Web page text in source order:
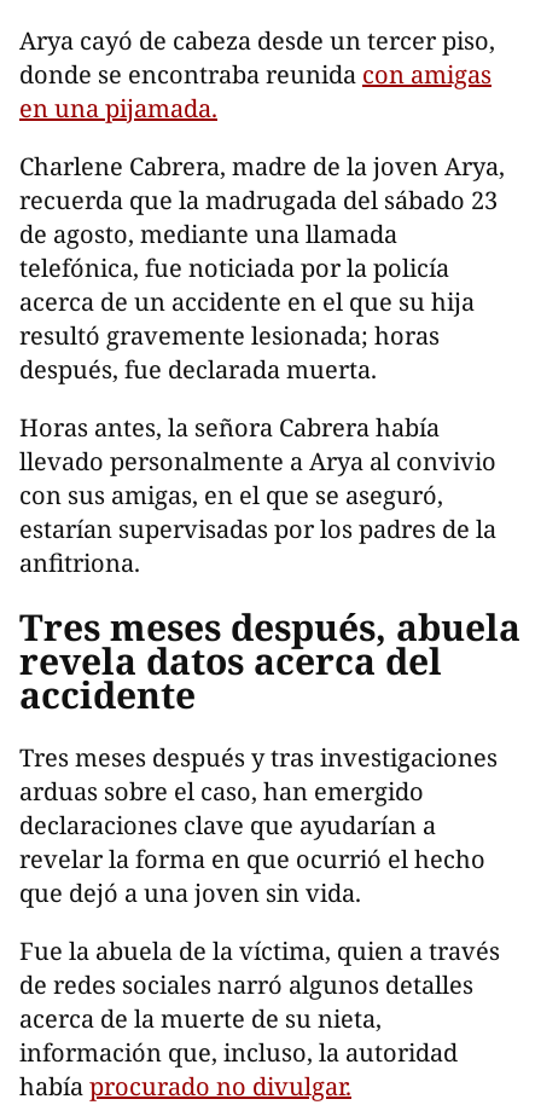
Arya cayó de cabeza desde un tercer piso,
donde se encontraba reunida con amigas
en una pijamada.
Charlene Cabrera, madre de la joven Arya,
recuerda que la madrugada del sábado 23
de agosto, mediante una llamada
telefónica, fue noticiada por la policía
acerca de un accidente en el que su hija
resultó gravemente lesionada; horas
después, fue declarada muerta.
Horas antes, la señora Cabrera había
llevado personalmente a Arya al convivio
con sus amigas, en el que se aseguró,
estarían supervisadas por los padres de la
anfitriona.
Tres meses después, abuela
revela datos acerca del
accidente
Tres meses después y tras investigaciones
arduas sobre el caso, han emergido
declaraciones clave que ayudarían a
revelar la forma en que ocurrió el hecho
que dejó a una joven sin vida.
Fue la abuela de la víctima, quien a través
de redes sociales narró algunos detalles
acerca de la muerte de su nieta,
información que, incluso, la autoridad
habíaprocurado no divulgar.